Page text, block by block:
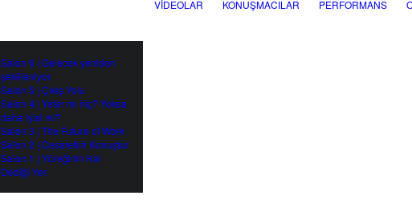
Salon 6 | Gelecek yeniden
şekilleniyor.
Salon 5 | Çıkış Yolu
Salon 4 | Yeter mi hiç? Yoksa
daha iyisi mi?
Salon 3 | The Future of Work
Salon 2 | Cesaretini Konuştur
Salon 1 | Yüreğinin Kal
Dediği Yer
VIDEOLAR KONUŞMACILAR PERFORMANS